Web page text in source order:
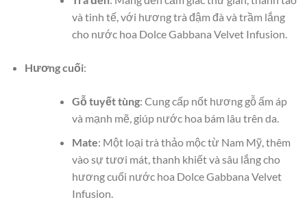
và tinh tế, với hương trà đậm đà và trầm lắng
cho nước hoa Dolce Gabbana Velvet Infusion.
Hương cuối:
Gỗ tuyết tùng: Cung cấp nốt hương gỗ ấm áp
và mạnh mẽ, giúp nước hoa bám lâu trên da.
Mate: Một loại trà thảo mộc từ Nam Mỹ, thêm
vào sự tươi mát, thanh khiết và sâu lắng cho
hương cuối nước hoa Dolce Gabbana Velvet
Infusion.